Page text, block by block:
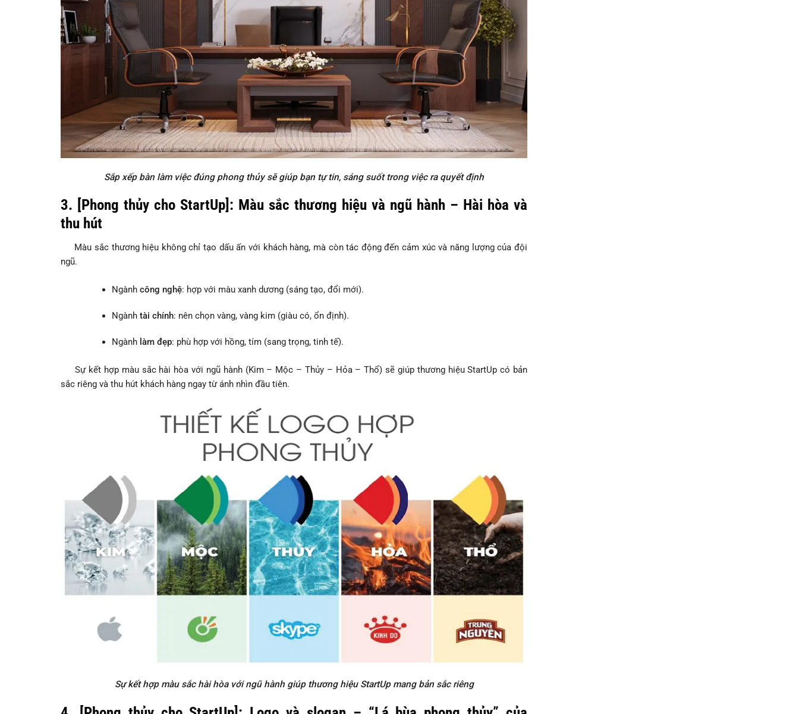
Sắp xếp bàn làm việc đúng phong thủy sẽ giúp bạn tự tin, sáng suốt trong việc ra quyết định
3. [Phong thủy cho StartUp]: Màu sắc thương hiệu và ngũ hành – Hài hòa và
thu hút
Màu sắc thương hiệu không chỉ tạo dấu ấn với khách hàng, mà còn tác động đến cảm xúc và năng lượng của đội
ngũ.
Ngành công nghệ: hợp với màu xanh dương (sáng tạo, đổi mới).
Ngành tài chính: nên chọn vàng, vàng kim (giàu có, ổn định).
Ngành làm đẹp: phù hợp với hồng, tím (sang trọng, tinh tế).
Sự kết hợp màu sắc hài hòa với ngũ hành (Kim – Mộc – Thủy – Hỏa – Thổ) sẽ giúp thương hiệu StartUp có bản
sắc riêng và thu hút khách hàng ngay từ ánh nhìn đầu tiên.
Sự kết hợp màu sắc hài hòa với ngũ hành giúp thương hiệu StartUp mang bản sắc riêng